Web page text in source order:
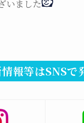
いました
報等はSNSで